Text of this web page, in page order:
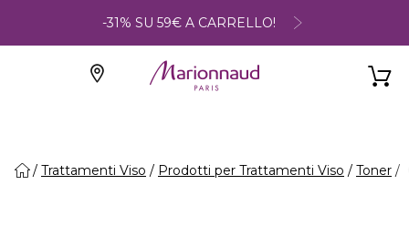
-31% SU 59€ A CARRELLO!
Trattamenti Viso Prodotti per Trattamenti Viso Toner